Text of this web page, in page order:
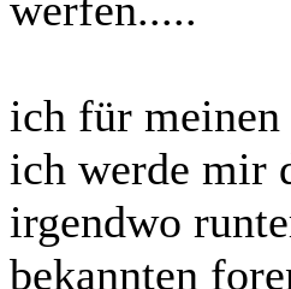
ich für
ich werde mir
irgendwo
bekannten